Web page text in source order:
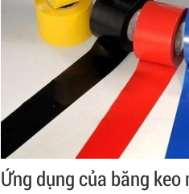
Ứng dụng của băng keo